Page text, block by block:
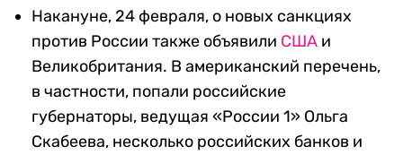
Накануне, 24 февраля, о новых санкциях
против России также объявили США и
Великобритания. В американский перечень,
в частности, попали российские
губернаторы, ведущая «России 1» Ольга
Скабеева, несколько российских банков и